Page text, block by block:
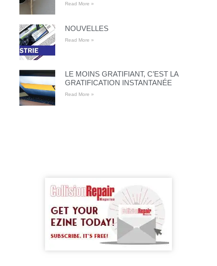
Read More »
NOUVELLES
Read More »
LE MOINS GRATIFIANT, C’EST LA
GRATIFICATION INSTANTANÉE
Read More »